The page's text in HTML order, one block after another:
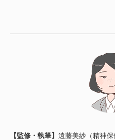
【監修・執筆】 遠藤美紗（精神保